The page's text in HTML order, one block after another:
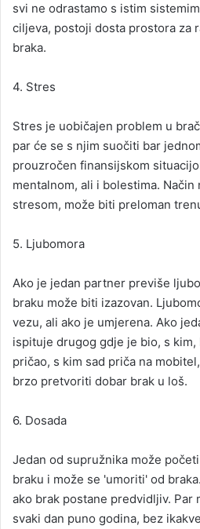
svi ne odrastamo s istim
ciljeva, postoji dosta prostora za
braka.
4. Stres
Stres je uobičajen problem u
par će se s njim suočiti bar
prouzročen finansijskom
mentalnom, ali i bolestima.
stresom, može biti preloman
5. Ljubomora
Ako je jedan partner previše
braku može biti izazovan.
vezu, ali ako je umjerena. Ako
ispituje drugog gdje je bio, s kim,
pričao, s kim sad priča na
brzo pretvoriti dobar brak u loš.
6. Dosada
Jedan od supružnika može
braku i može se 'umoriti' od
ako brak postane predvidljiv. Par
svaki dan puno godina, bez